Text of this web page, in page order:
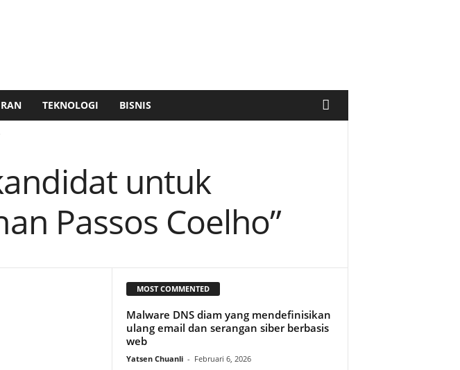
TEKNOLOGI BISNIS
untuk
Passos Coelho”
MOST COMMENTED
Malware DNS diam yang mendefinisikan
ulang email dan serangan siber berbasis
web
Yatsen Chuanli - Februari 6, 2026